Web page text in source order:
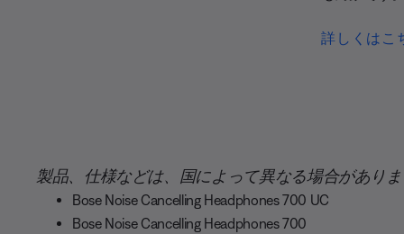
詳しくはこ
製品、仕様などは、国によって異なる場合がありま
Bose Noise Cancelling Headphones 700 UC
Bose Noise Cancelling Headphones 700